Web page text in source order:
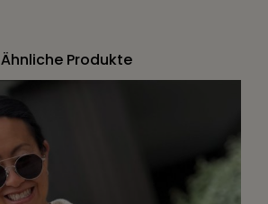
Ähnliche Produkte